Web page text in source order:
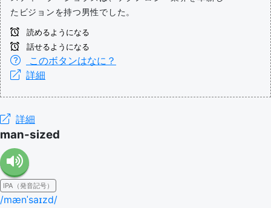
たビジョンを持つ男性でした。
読めるようになる
話せるようになる
このボタンはなに？
詳細
詳細
man-sized
IPA（発音記号）
/mænˈsaɪzd/